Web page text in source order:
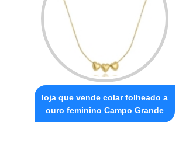
loja que vende colar folheado a
ouro feminino Campo Grande